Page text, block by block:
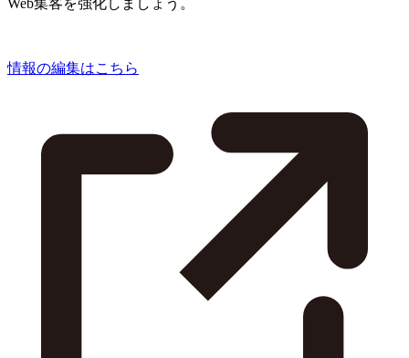
Web集客を強化しましょう。
情報の編集はこちら